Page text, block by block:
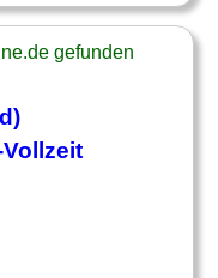
gefunden